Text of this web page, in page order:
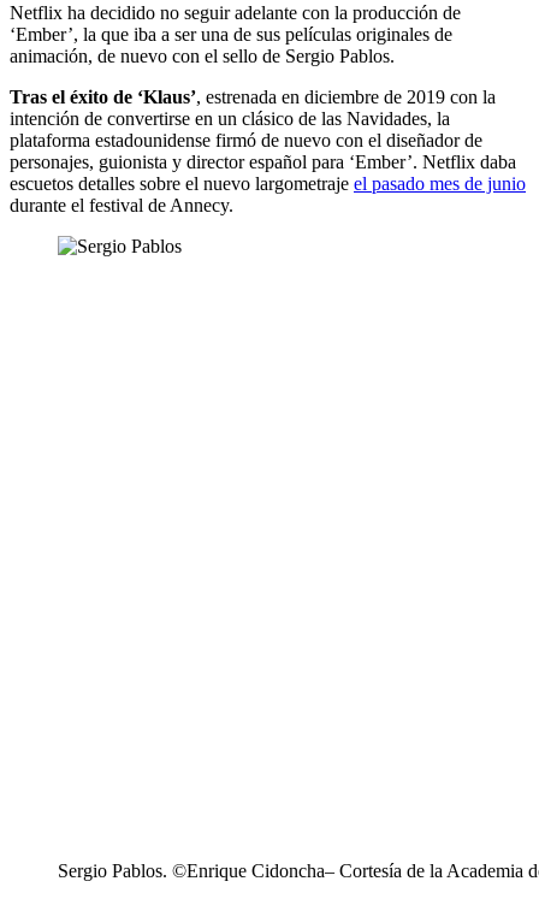
Netflix ha decidido no seguir adelante con la producción de
‘Ember’, la que iba a ser una de sus películas originales de
animación, de nuevo con el sello de Sergio Pablos.
Tras el éxito de ‘Klaus’, estrenada en diciembre de 2019 con la
intención de convertirse en un clásico de las Navidades, la
plataforma estadounidense firmó de nuevo con el diseñador de
personajes, guionista y director español para ‘Ember’. Netflix daba
escuetos detalles sobre el nuevo largometraje el pasado mes de junio
durante el festival de Annecy.
Sergio Pablos. ©Enrique Cidoncha– Cortesía de la Academia